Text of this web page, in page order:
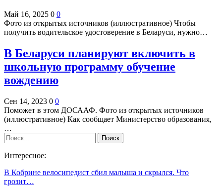
Май 16, 2025 0 0
Фото из открытых источников (иллюстративное) Чтобы
получить водительское удостоверение в Беларуси, нужно…
В Беларуси планируют включить в
школьную программу обучение
вождению
Сен 14, 2023 0 0
Поможет в этом ДОСААФ. Фото из открытых источников
(иллюстративное) Как сообщает Министерство образования,
…
Интересное:
В Кобрине велосипедист сбил малыша и скрылся. Что
грозит…